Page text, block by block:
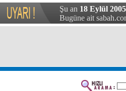
Şu an 18 Eylül
Bugüne ait